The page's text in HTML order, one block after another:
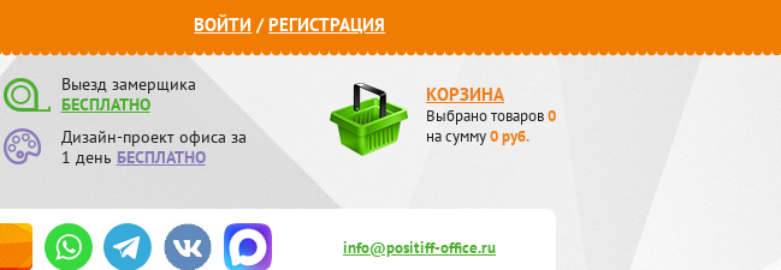
ВОЙТИ /РЕГИСТРАЦИЯ
Выезд замерщика
БЕСПЛАТНО
Дизайн-проект офиса за
1 день БЕСПЛАТНО
КОРЗИНА
Выбрано товаров0
на сумму0руб.
info@positiff-office.ru